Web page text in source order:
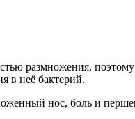
размножения,
в неё бактерий.
нос, боль и